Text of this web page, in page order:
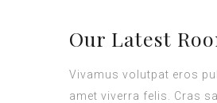
Our Latest
Vivamus volutpat eros
amet viverra felis. Cras